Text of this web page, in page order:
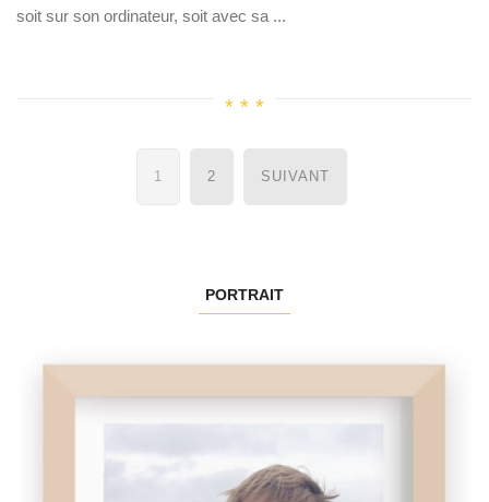
soit sur son ordinateur, soit avec sa ...
Navigation
des
1 2 SUIVANT
PORTRAIT